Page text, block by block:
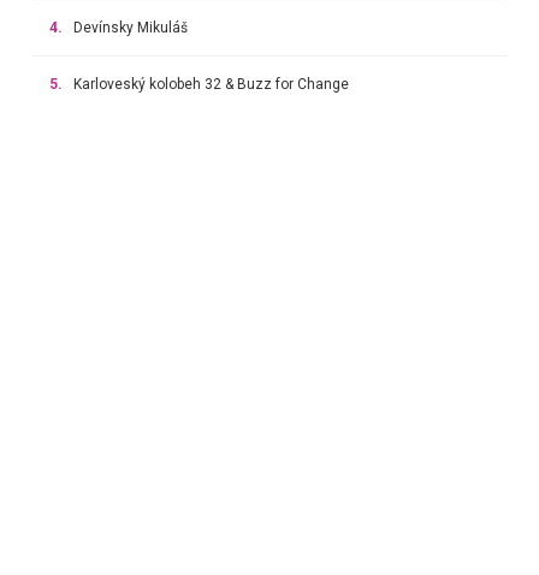
4. Devínsky Mikuláš
5. Karloveský kolobeh 32 & Buzz for Change